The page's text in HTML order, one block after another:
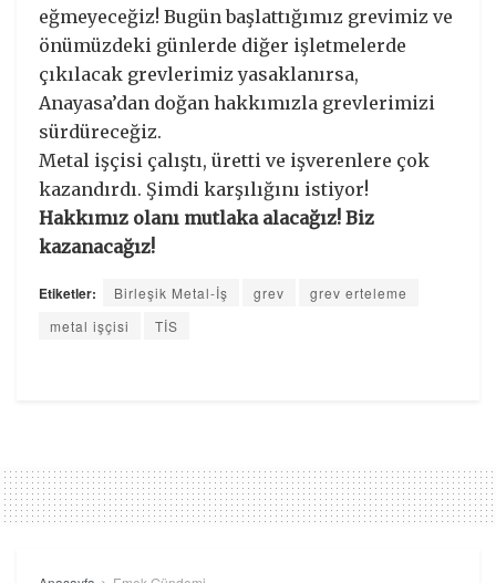
eğmeyeceğiz! Bugün başlattığımız grevimiz ve
önümüzdeki günlerde diğer işletmelerde
çıkılacak grevlerimiz yasaklanırsa,
Anayasa’dan doğan hakkımızla grevlerimizi
sürdüreceğiz.
Metal işçisi çalıştı, üretti ve işverenlere çok
kazandırdı. Şimdi karşılığını istiyor!
Hakkımız olanı mutlaka alacağız! Biz
kazanacağız!
Etiketler: Birleşik Metal-İş grev
grev erteleme
metal işçisi
TİS